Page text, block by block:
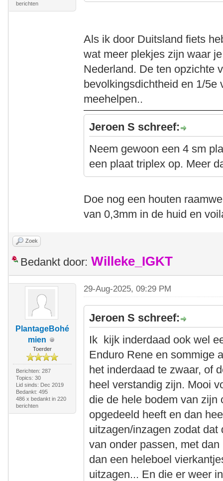
berichten
Als ik door Duitsland fiets
wat meer plekjes zijn waar
Nederland. De ten opzichte
bevolkingsdichtheid en 1/5e
meehelpen..
Jeroen S schreef:
Neem gewoon een 4 sm
een plaat triplex op. Meer
Doe nog een houten
van 0,3mm in de huid en
Zoek
Bedankt door: Willeke_IGKT
PlantageBohé
mien
Toerder
Berichten: 287
Topics: 30
Lid sinds: Dec 2019
Bedankt: 495
486 x bedankt in 220
berichten
29-Aug-2025, 09:29 PM
Jeroen S schreef:
Ik kijk inderdaad ook wel
Enduro Rene en sommige
het inderdaad te zwaar, of
heel verstandig zijn. Mooi
die de hele bodem van
opgedeeld heeft en dan
uitzagen/inzagen zodat
van onder passen, met
dan een heleboel
uitzagen... En die er weer